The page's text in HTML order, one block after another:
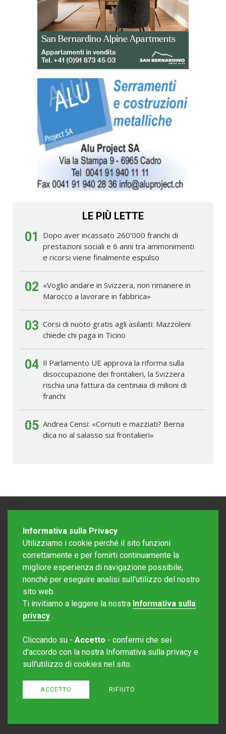
LE PIÙ LETTE
01
Dopo aver incassato 260'000 franchi di
prestazioni sociali e 6 anni tra ammonimenti
e ricorsi viene finalmente espulso
02 «Voglio andare in Svizzera, non rimanere in
Marocco a lavorare in fabbrica»
03 Corsi di nuoto gratis agli asilanti: Mazzoleni
chiede chi paga in Ticino
04 Il Parlamento UE approva la riforma sulla
disoccupazione dei frontalieri, la Svizzera
rischia una fattura da centinaia di milioni di
franchi
05 Andrea Censi: «Cornuti e mazziati? Berna
dica no al salasso sui frontalieri»
Editore Rotostampa SA
Sito creato daRedesign
Informativa sulla Privacy
Utilizziamo i cookie perché il sito funzioni
correttamente e per fornirti continuamente la
migliore esperienza di navigazione possibile,
nonché per eseguire analisi sull'utilizzo del nostro
sito web.
Ti invitiamo a leggere la nostra Informativa sulla
privacy .
Cliccando su - Accetto - confermi che sei
d'accordo con la nostra Informativa sulla privacy e
sull'utilizzo di cookies nel sito.
ACCETTO RIFIUTO